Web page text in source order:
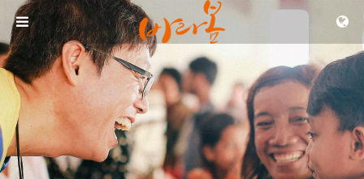
메뉴 건너뛰기